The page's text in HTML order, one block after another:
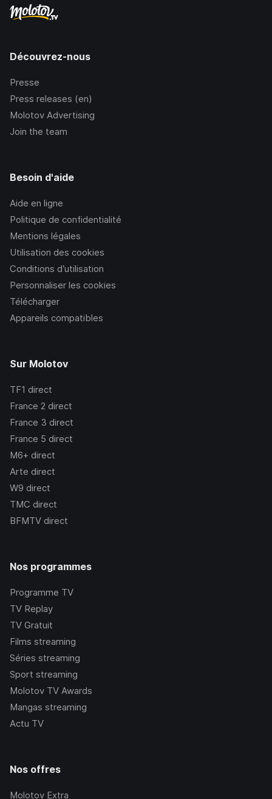
Découvrez-nous
Presse
Press releases (en)
Molotov Advertising
Join the team
Besoin d'aide
Aide en ligne
Politique de confidentialité
Mentions légales
Utilisation des cookies
Conditions d’utilisation
Personnaliser les cookies
Télécharger
Appareils compatibles
Sur Molotov
TF1 direct
France 2 direct
France 3 direct
France 5 direct
M6+ direct
Arte direct
W9 direct
TMC direct
BFMTV direct
Nos programmes
Programme TV
TV Replay
TV Gratuit
Films streaming
Séries streaming
Sport streaming
Molotov TV Awards
Mangas streaming
Actu TV
Nos offres
Molotov Extra